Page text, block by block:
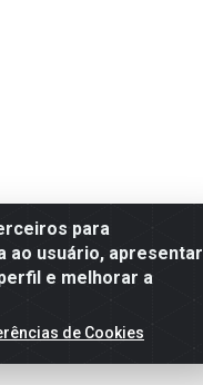
para
ao usuário, apresentar
e melhorar a
de Cookies